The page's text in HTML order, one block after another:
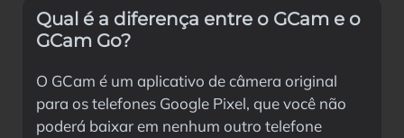
Qual é a diferença entre o GCam e o
GCam Go?
O GCam é um aplicativo de câmera original
para os telefones Google Pixel, que você não
poderá baixar em nenhum outro telefone